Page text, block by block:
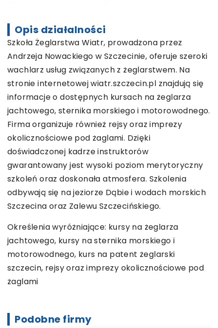
Opis działalności
Szkoła Żeglarstwa Wiatr, prowadzona przez
Andrzeja Nowackiego w Szczecinie, oferuje szeroki
wachlarz usług związanych z żeglarstwem. Na
stronie internetowej wiatr.szczecin.pl znajdują się
informacje o dostępnych kursach na żeglarza
jachtowego, sternika morskiego i motorowodnego.
Firma organizuje również rejsy oraz imprezy
okolicznościowe pod żaglami. Dzięki
doświadczonej kadrze instruktorów
gwarantowany jest wysoki poziom merytoryczny
szkoleń oraz doskonała atmosfera. Szkolenia
odbywają się na jeziorze Dąbie i wodach morskich
Szczecina oraz Zalewu Szczecińskiego.
Określenia wyróżniające: kursy na żeglarza
jachtowego, kursy na sternika morskiego i
motorowodnego, kurs na patent żeglarski
szczecin, rejsy oraz imprezy okolicznościowe pod
żaglami
Podobne firmy